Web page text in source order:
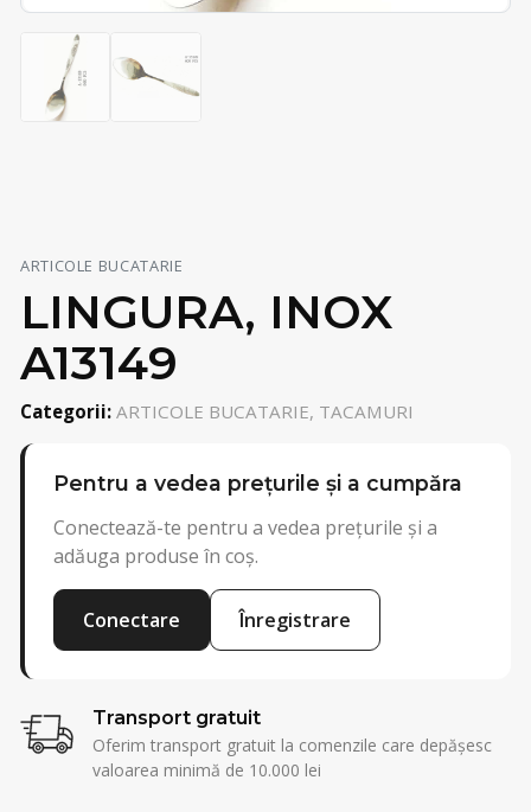
ARTICOLE BUCATARIE
LINGURA, INOX
A13149
Categorii: ARTICOLE BUCATARIE, TACAMURI
Pentru a vedea prețurile și a cumpăra
Conectează-te pentru a vedea prețurile și a
adăuga produse în coș.
Conectare Înregistrare
Transport gratuit
Oferim transport gratuit la comenzile care depășesc
valoarea minimă de 10.000 lei